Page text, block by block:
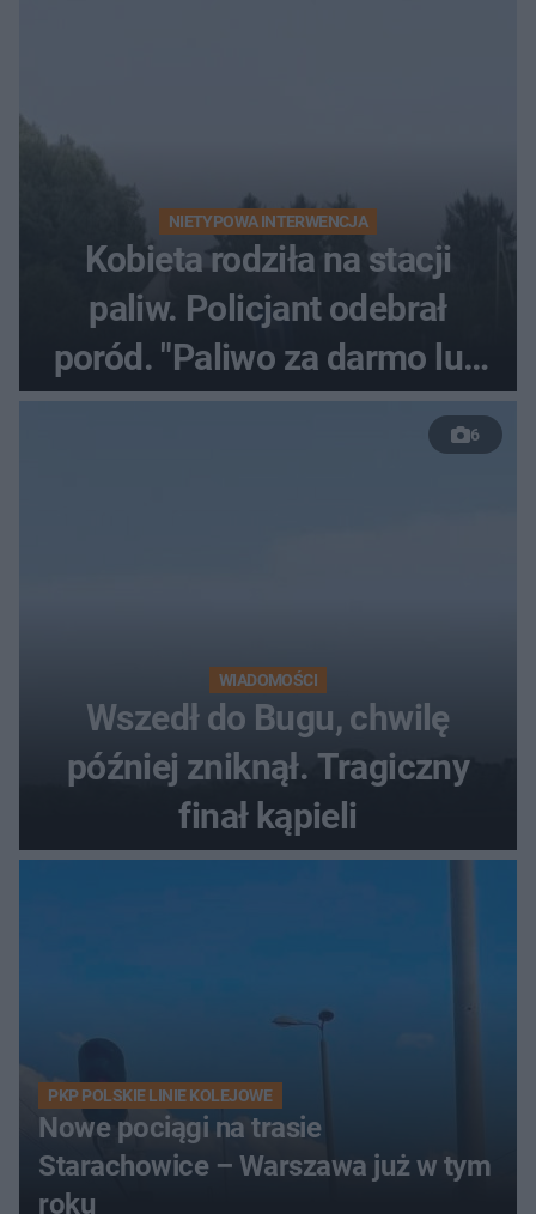
NIETYPOWA INTERWENCJA
Kobieta rodziła na stacji
paliw. Policjant odebrał
poród. "Paliwo za darmo lub
50 %!"
6
WIADOMOŚCI
Wszedł do Bugu, chwilę
później zniknął. Tragiczny
finał kąpieli
PKP POLSKIE LINIE KOLEJOWE
Nowe pociągi na trasie
Starachowice – Warszawa już w tym
roku